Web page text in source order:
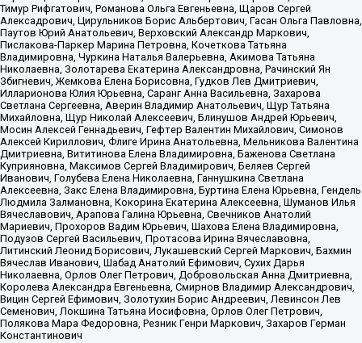
Тимур Рифгатович, Романова Ольга Евгеньевна, Щаров Сергей
Алексадрович, Цирульников Борис Альбертович, Гасан Ольга Павловна,
Паутов Юрий Анатольевич, Верховский Александр Маркович,
Пислакова-Паркер Марина Петровна, Кочеткова Татьяна
Владимировна, Чуркина Наталья Валерьевна, Акимова Татьяна
Николаевна, Золотарева Екатерина Александровна, Рачинский Ян
Збигневич, Жемкова Елена Борисовна, Гудков Лев Дмитриевич,
Илларионова Юлия Юрьевна, Саранг Анна Васильевна, Захарова
Светлана Сергеевна, Аверин Владимир Анатольевич, Щур Татьяна
Михайловна, Щур Николай Алексеевич, Блинушов Андрей Юрьевич,
Мосин Алексей Геннадьевич, Гефтер Валентин Михайлович, Симонов
Алексей Кириллович, Флиге Ирина Анатольевна, Мельникова Валентина
Дмитриевна, Вититинова Елена Владимировна, Баженова Светлана
Куприяновна, Максимов Сергей Владимирович, Беляев Сергей
Иванович, Голубева Елена Николаевна, Ганнушкина Светлана
Алексеевна, Закс Елена Владимировна, Буртина Елена Юрьевна, Гендель
Людмила Залмановна, Кокорина Екатерина Алексеевна, Шуманов Илья
Вячеславович, Арапова Галина Юрьевна, Свечников Анатолий
Мариевич, Прохоров Вадим Юрьевич, Шахова Елена Владимировна,
Подузов Сергей Васильевич, Протасова Ирина Вячеславовна,
Литинский Леонид Борисович, Лукашевский Сергей Маркович, Бахмин
Вячеслав Иванович, Шабад Анатолий Ефимович, Сухих Дарья
Николаевна, Орлов Олег Петрович, Добровольская Анна Дмитриевна,
Королева Александра Евгеньевна, Смирнов Владимир Александрович,
Вицин Сергей Ефимович, Золотухин Борис Андреевич, Левинсон Лев
Семенович, Локшина Татьяна Иосифовна, Орлов Олег Петрович,
Полякова Мара Федоровна, Резник Генри Маркович, Захаров Герман
Константинович